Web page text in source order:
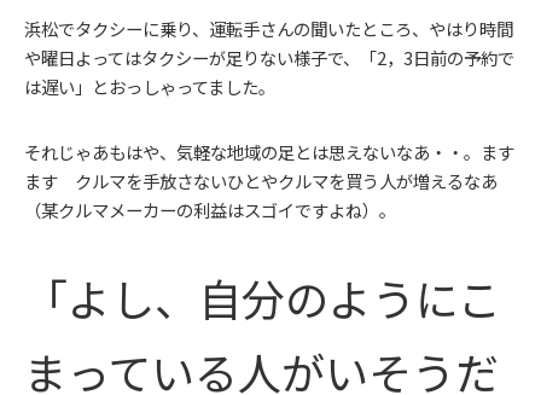
浜松でタクシーに乗り、運転手さんの聞いたところ、やはり時間
や曜日よってはタクシーが足りない様子で、「2，3日前の予約で
は遅い」とおっしゃってました。
それじゃあもはや、気軽な地域の足とは思えないなあ・・。ます
ます クルマを手放さないひとやクルマを買う人が増えるなあ
（某クルマメーカーの利益はスゴイですよね）。
「よし、自分のようにこ
まっている人がいそうだ